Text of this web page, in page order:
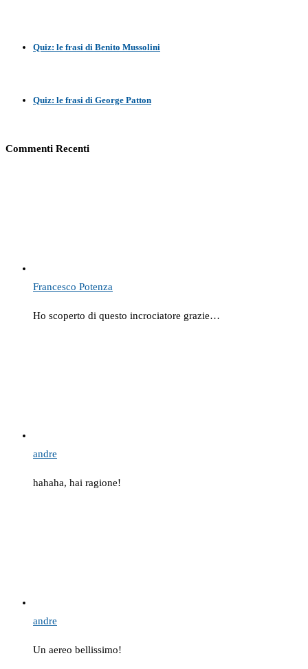
Quiz: le frasi di Benito Mussolini
Quiz: le frasi di George Patton
Commenti Recenti
Francesco Potenza
Ho scoperto di questo incrociatore grazie…
andre
hahaha, hai ragione!
andre
Un aereo bellissimo!